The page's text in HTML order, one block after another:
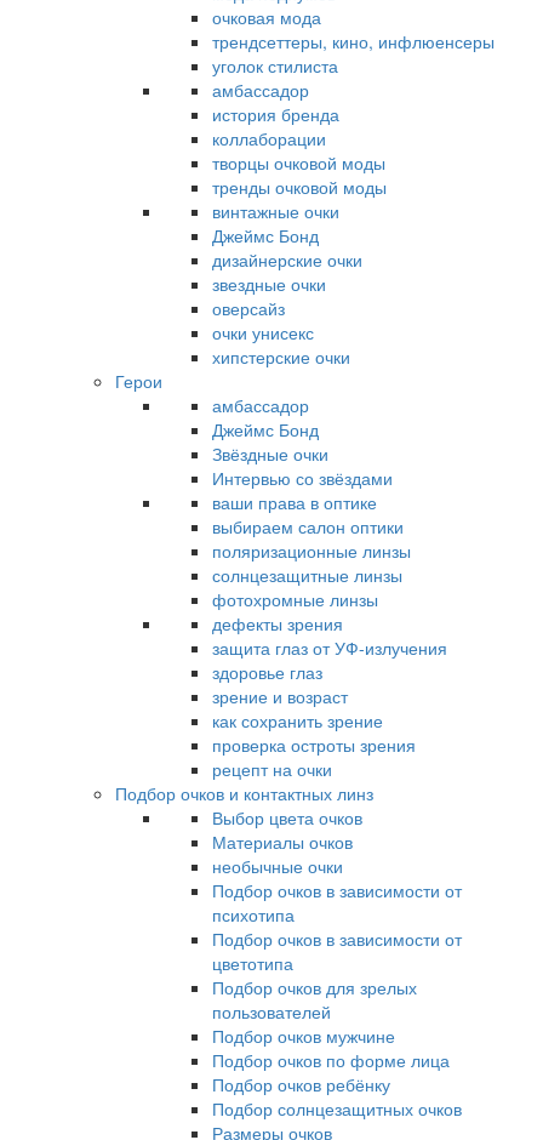
очковая мода
трендсеттеры, кино, инфлюенсеры
уголок стилиста
амбассадор
история бренда
коллаборации
творцы очковой моды
тренды очковой моды
винтажные очки
Джеймс Бонд
дизайнерские очки
звездные очки
оверсайз
очки унисекс
хипстерские очки
Герои
амбассадор
Джеймс Бонд
Звёздные очки
Интервью со звёздами
ваши права в оптике
выбираем салон оптики
поляризационные линзы
солнцезащитные линзы
фотохромные линзы
дефекты зрения
защита глаз от УФ-излучения
здоровье глаз
зрение и возраст
как сохранить зрение
проверка остроты зрения
рецепт на очки
Подбор очков и контактных линз
Выбор цвета очков
Материалы очков
необычные очки
Подбор очков в зависимости от
психотипа
Подбор очков в зависимости от
цветотипа
Подбор очков для зрелых
пользователей
Подбор очков мужчине
Подбор очков по форме лица
Подбор очков ребёнку
Подбор солнцезащитных очков
Размеры очков